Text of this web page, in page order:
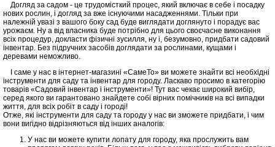
Догляд за садом - це трудомісткий процес, який включає в себе і посадку
нових рослин, і догляд за вже існуючими насадженнями. Тільки при
належній увазі з вашого боку сад буде виглядати доглянуто і порадує вас
урожаєм. Ну а від власника буде потрібно для цього своєчасне виконання
всіх процедур, докласти фізичні зусилля, ну і, безумовно, придбати садовий
інвентар. Без підручних засобів доглядати за рослинами, кущами і
деревами неможливо.
І саме у нас в інтернет-магазині «СамеТо» ви можете знайти всі необхідні
інструменти для саду та інвентар для городу. Ласкаво просимо в категорію
товарів «Садовий інвентар і інструменти»! Тут вас чекає широкий вибір,
серед якого ви гарантовано знайдете собі вірних помічників на всі випадки
життя, для всіх робіт в саду і городі!
Отже, які інструменти для саду та городу у нас ви зможете придбати, і чим
вони вигідно відрізняються від інших аналогів:
У нас ви можете купити лопату для городу, яка прослужить вам